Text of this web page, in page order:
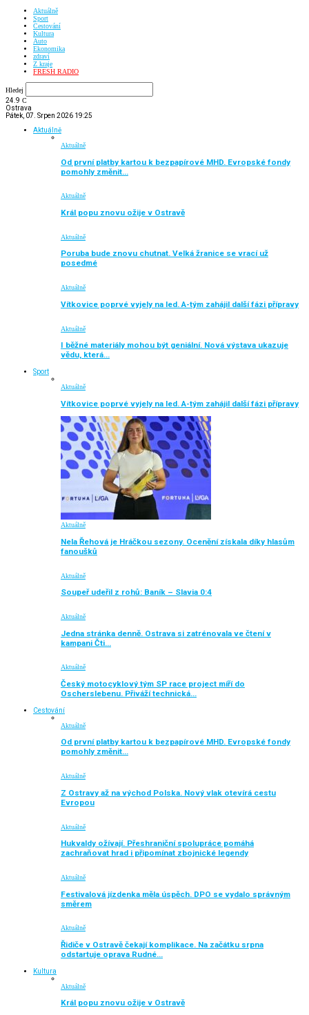
Aktuálně
Sport
Cestování
Kultura
Auto
Ekonomika
zdraví
Z kraje
FRESH RADIO
Hledej
24.9 C
Ostrava
Pátek, 07. Srpen 2026 19:25
Aktuálně
Aktuálně
Od první platby kartou k bezpapírové MHD. Evropské fondy
pomohly změnit…
Aktuálně
Král popu znovu ožije v Ostravě
Aktuálně
Poruba bude znovu chutnat. Velká žranice se vrací už
posedmé
Aktuálně
Vítkovice poprvé vyjely na led. A-tým zahájil další fázi přípravy
Aktuálně
I běžné materiály mohou být geniální. Nová výstava ukazuje
vědu, která…
Sport
Aktuálně
Vítkovice poprvé vyjely na led. A-tým zahájil další fázi přípravy
Aktuálně
Nela Řehová je Hráčkou sezony. Ocenění získala díky hlasům
fanoušků
Aktuálně
Soupeř udeřil z rohů: Baník – Slavia 0:4
Aktuálně
Jedna stránka denně. Ostrava si zatrénovala ve čtení v
kampani Čti…
Aktuálně
Český motocyklový tým SP race project míří do
Oscherslebenu. Přiváží technická…
Cestování
Aktuálně
Od první platby kartou k bezpapírové MHD. Evropské fondy
pomohly změnit…
Aktuálně
Z Ostravy až na východ Polska. Nový vlak otevírá cestu
Evropou
Aktuálně
Hukvaldy ožívají. Přeshraniční spolupráce pomáhá
zachraňovat hrad i připomínat zbojnické legendy
Aktuálně
Festivalová jízdenka měla úspěch. DPO se vydalo správným
směrem
Aktuálně
Řidiče v Ostravě čekají komplikace. Na začátku srpna
odstartuje oprava Rudné…
Kultura
Aktuálně
Král popu znovu ožije v Ostravě